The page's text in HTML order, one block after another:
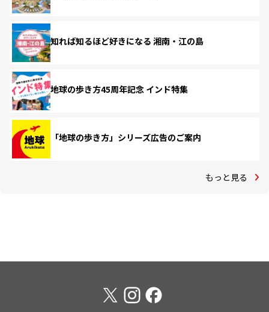
知れば知るほど好きになる 湘南・江の島
地球の歩き方45周年記念 インド特集
「地球の歩き方」シリーズ広告のご案内
もっと見る